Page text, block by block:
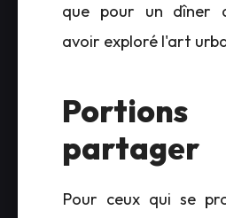
que pour un dîner
avoir exploré l'art
partager
Pour ceux qui se